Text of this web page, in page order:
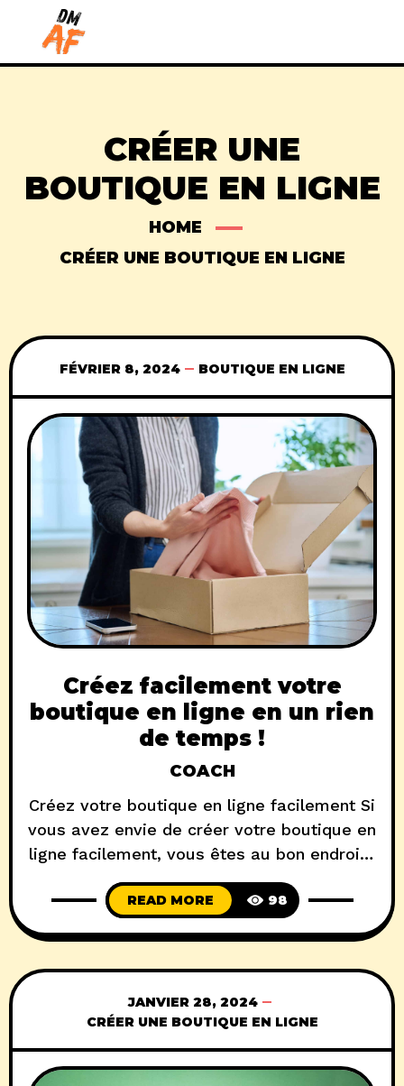
CRÉER UNE
BOUTIQUE EN LIGNE
HOME
CRÉER UNE BOUTIQUE EN LIGNE
FÉVRIER 8, 2024 BOUTIQUE EN LIGNE
Créez facilement votre
boutique en ligne en un rien
de temps !
COACH
Créez votre boutique en ligne facilement Si
vous avez envie de créer votre boutique en
ligne facilement, vous êtes au bon endroit !
Dans cet article, nous allons vous guider
pas à pas pour créer votre boutique en
gérer efficacement. Définissez votre
READ MORE 98
JANVIER 28, 2024
CRÉER UNE BOUTIQUE EN LIGNE